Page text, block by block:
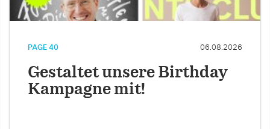
PAGE 40 06.08.2026
Gestaltet unsere Birthday
Kampagne mit!